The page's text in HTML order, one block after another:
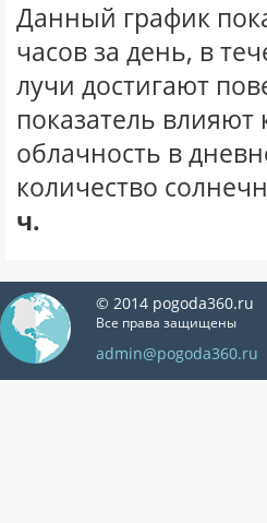
Данный график
часов за день, в
лучи достигают
показатель влияют
облачность в
количество
ч.
© 2014 pogoda360.ru
Все права защищены
admin@pogoda360.ru